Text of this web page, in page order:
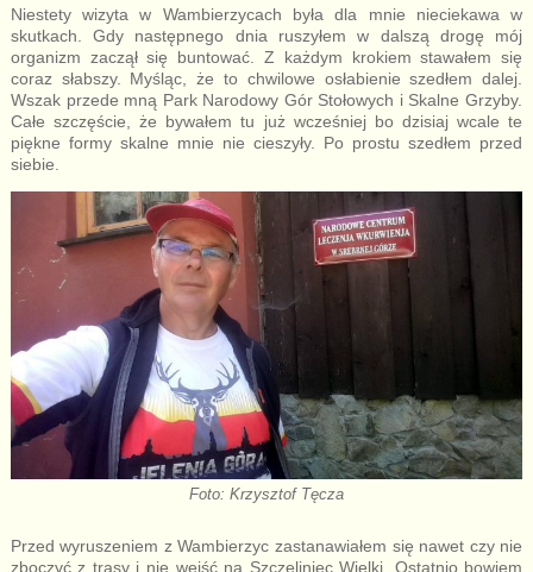
Niestety wizyta w Wambierzycach była dla mnie nieciekawa w
skutkach. Gdy następnego dnia ruszyłem w dalszą drogę mój
organizm zaczął się buntować. Z każdym krokiem stawałem się
coraz słabszy. Myśląc, że to chwilowe osłabienie szedłem dalej.
Wszak przede mną Park Narodowy Gór Stołowych i Skalne Grzyby.
Całe szczęście, że bywałem tu już wcześniej bo dzisiaj wcale te
piękne formy skalne mnie nie cieszyły. Po prostu szedłem przed
siebie.
Foto: Krzysztof Tęcza
Przed wyruszeniem z Wambierzyc zastanawiałem się nawet czy nie
zboczyć z trasy i nie wejść na Szczeliniec Wielki. Ostatnio bowiem